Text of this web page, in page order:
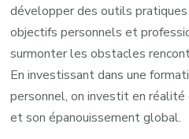
développer des outils
objectifs personnels et
surmonter les obstacles
En investissant dans une
personnel, on investit en
et son épanouissement global.